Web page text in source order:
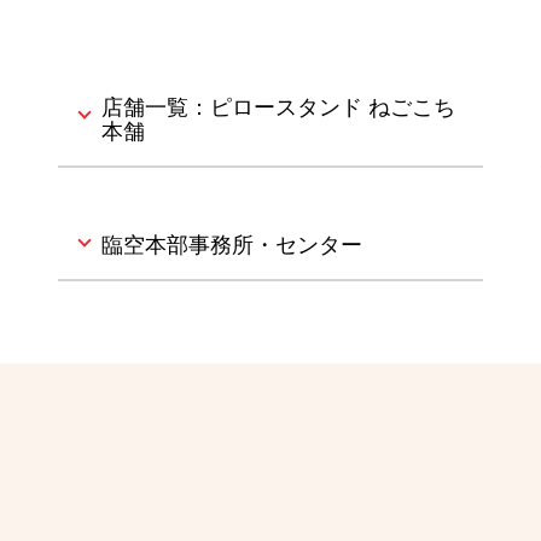
店舗一覧：ピロースタンド ねごこち
本舗
臨空本部事務所・センター